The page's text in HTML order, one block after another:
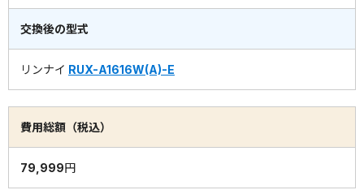
交換後の型式
リンナイ RUX-A1616W(A)-E
費用総額（税込）
79,999円